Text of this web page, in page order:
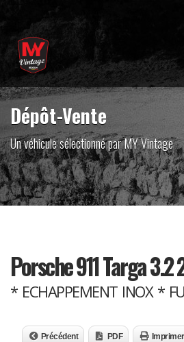
Dépôt-Vente
Un véhicule sélectionné par MY Vintage
Porsche 911 Targa 3.2
* ECHAPPEMENT INOX *
Précédent PDF Imprimer